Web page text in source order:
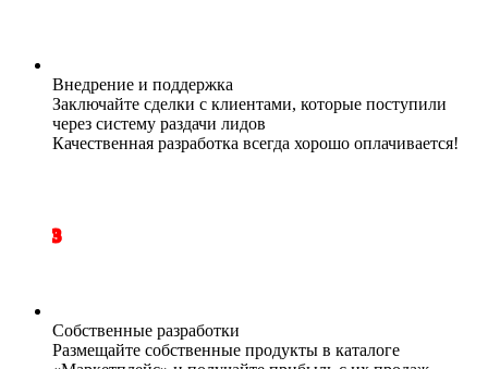
Внедрение и поддержка
Заключайте сделки с клиентами, которые поступили
через систему раздачи лидов
Качественная разработка всегда хорошо оплачивается!
3
Собственные разработки
Размещайте собственные продукты в каталоге